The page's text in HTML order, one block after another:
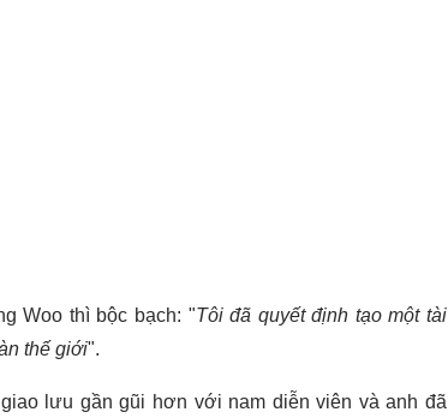
Woo thì bộc bạch: "Tôi đã quyết định tạo một tài
thế giới".
lưu gần gũi hơn với nam diễn viên và anh đã